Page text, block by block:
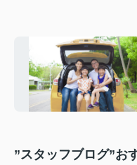
”スタッフブログ”お